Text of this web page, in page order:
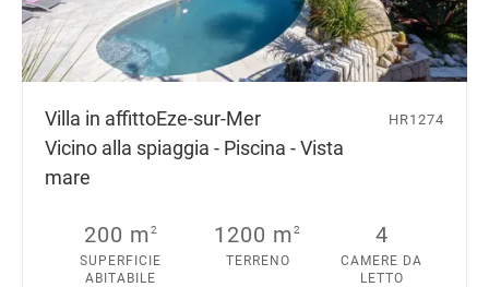
Villa in affittoEze-sur-Mer
Vicino alla spiaggia - Piscina - Vista
mare
HR1274
200 m2
SUPERFICIE
ABITABILE
1200 m2
TERRENO
4
CAMERE DA
LETTO